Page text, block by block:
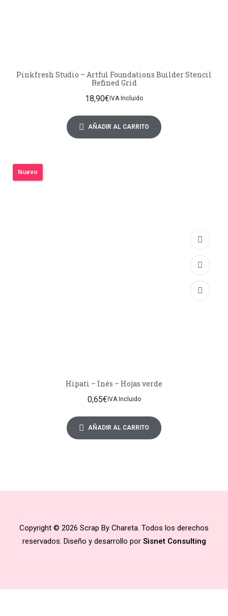
Pinkfresh Studio – Artful Foundations Builder Stencil
Refined Grid
18,90€ IVA Incluido
AÑADIR AL CARRITO
Nuevo
Hipati – Inés – Hojas verde
0,65€ IVA Incluido
AÑADIR AL CARRITO
Copyright © 2026 Scrap By Chareta. Todos los derechos
reservados. Diseño y desarrollo por Sisnet Consulting